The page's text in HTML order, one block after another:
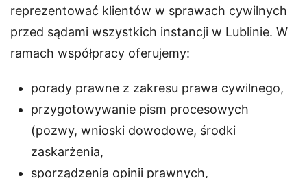
reprezentować klientów w sprawach cywilnych
przed sądami wszystkich instancji w Lublinie. W
ramach współpracy oferujemy:
porady prawne z zakresu prawa cywilnego,
przygotowywanie pism procesowych
(pozwy, wnioski dowodowe, środki
zaskarżenia,
sporządzenia opinii prawnych,